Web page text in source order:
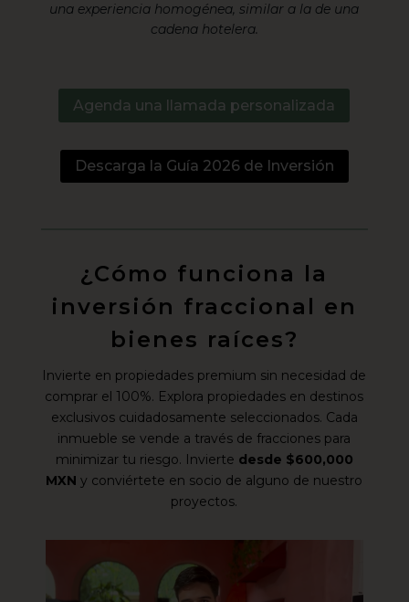
una experiencia homogénea, similar a la de una
cadena hotelera.
Agenda una llamada personalizada
Descarga la Guía 2026 de Inversión
¿Cómo funciona la
inversión fraccional en
bienes raíces?
Invierte en propiedades premium sin necesidad de
comprar el 100%. Explora propiedades en destinos
exclusivos cuidadosamente seleccionados. Cada
inmueble se vende a través de fracciones para
minimizar tu riesgo. Invierte desde $600,000
MXN y conviértete en socio de alguno de nuestro
proyectos.